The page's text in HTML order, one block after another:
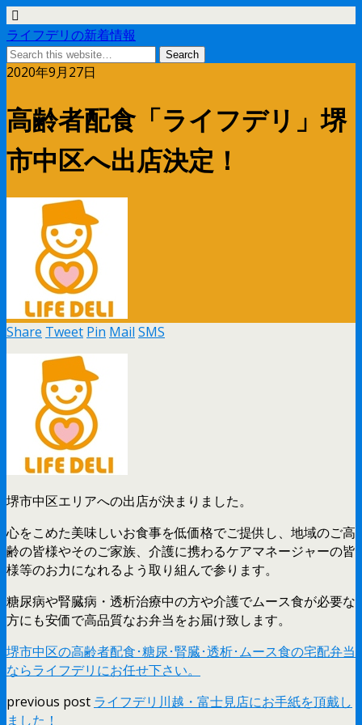
ライフデリの新着情報
2020年9月27日
高齢者配食「ライフデリ」堺
市中区へ出店決定！
Share Tweet Pin Mail SMS
堺市中区エリアへの出店が決まりました。
心をこめた美味しいお食事を低価格でご提供し、地域のご高
齢の皆様やそのご家族、介護に携わるケアマネージャーの皆
様等のお力になれるよう取り組んで参ります。
糖尿病や腎臓病・透析治療中の方や介護でムース食が必要な
方にも安価で高品質なお弁当をお届け致します。
堺市中区の高齢者配食･糖尿･腎臓･透析･ムース食の宅配弁当
ならライフデリにお任せ下さい。
previous post ライフデリ川越・富士見店にお手紙を頂戴し
ました！